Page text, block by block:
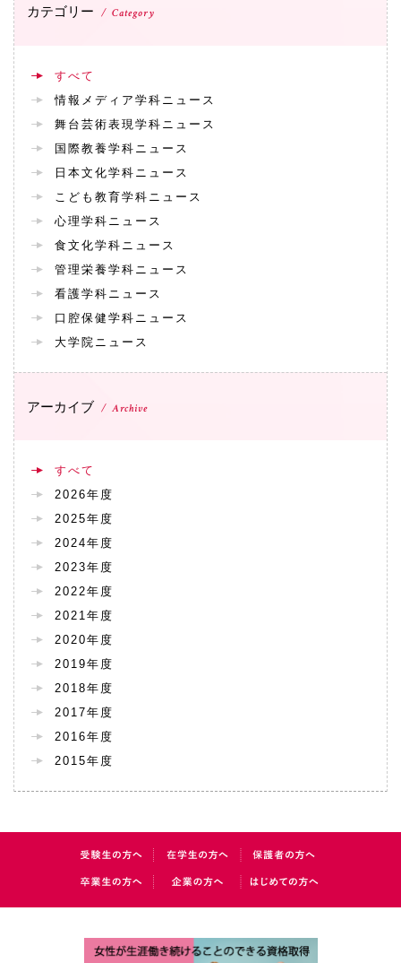
カテゴリー Category
すべて
情報メディア学科ニュース
舞台芸術表現学科ニュース
国際教養学科ニュース
日本文化学科ニュース
こども教育学科ニュース
心理学科ニュース
食文化学科ニュース
管理栄養学科ニュース
看護学科ニュース
口腔保健学科ニュース
大学院ニュース
アーカイブ Archive
すべて
2026年度
2025年度
2024年度
2023年度
2022年度
2021年度
2020年度
2019年度
2018年度
2017年度
2016年度
2015年度